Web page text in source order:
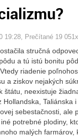
19:28 , Prečítané 19
stručná
a tú istú bonitu
riadenie
a ziskov nejakých
štátu, neexistuje
Hollandska, Taliánska
sebestačnosti, ale
potrebné plodiny,
malých